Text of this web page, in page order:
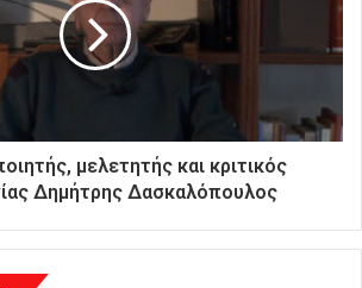
μελετητής και κριτικός
Δημήτρης Δασκαλόπουλος